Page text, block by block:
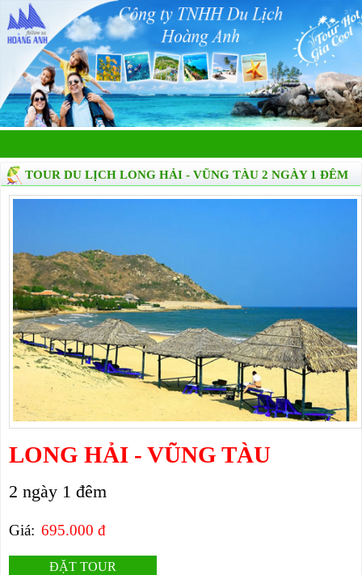
TOUR DU LỊCH LONG HẢI - VŨNG TÀU 2 NGÀY 1 ĐÊM
LONG HẢI - VŨNG TÀU
2 ngày 1 đêm
Giá: 695.000 đ
ĐẶT TOUR